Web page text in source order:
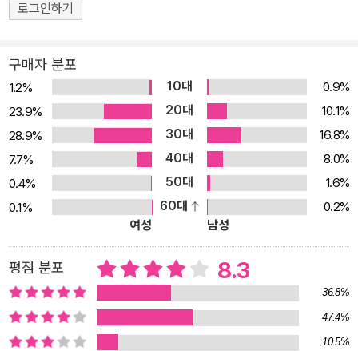
로그인하기
구매자 분포
1.2% 10대
0.9%
23.9%
20대
10.1%
28.9%
30대
16.8%
7.7%
40대
8.0%
0.4%
50대
1.6%
0.1%
60대
0.2%
여성
남성
평점 분포 8.3
36.8%
47.4%
10.5%